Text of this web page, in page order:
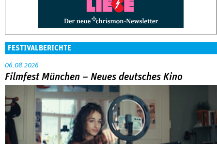
FESTIVALBERICHTE
06.08.2026
Filmfest München – Neues deutsches Kino